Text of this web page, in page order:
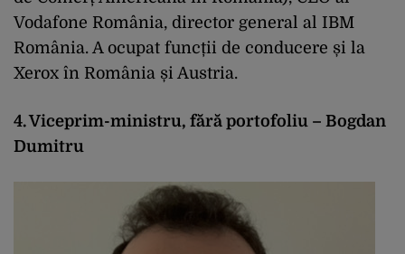
Vodafone România, director general al IBM
România. A ocupat funcții de conducere și la
Xerox în România și Austria.
4. Viceprim-ministru, fără portofoliu – Bogdan
Dumitru